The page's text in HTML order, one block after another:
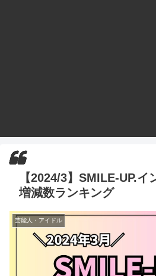
【2024/3】SMILE-UP.
増減数ランキング
芸能人・アイドル